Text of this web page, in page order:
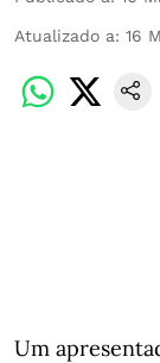
Atualizado a: 16
Um